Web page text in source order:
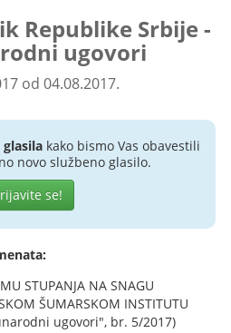
Republike Srbije -
ugovori
od 04.08.2017.
kako bismo Vas obavestili
novo službeno glasilo.
se!
STUPANJA NA SNAGU
ŠUMARSKOM INSTITUTU
ugovori", br. 5/2017)